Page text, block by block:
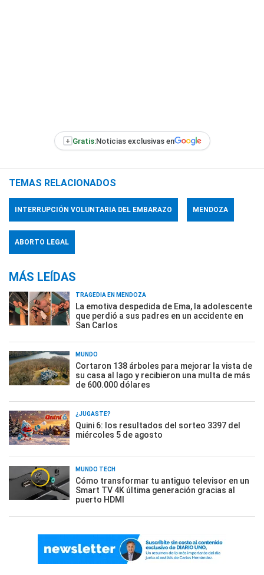
+ Gratis:Noticias exclusivas en
TEMAS RELACIONADOS
INTERRUPCIÓN VOLUNTARIA DEL EMBARAZO MENDOZA
ABORTO LEGAL
MÁS LEÍDAS
TRAGEDIA EN MENDOZA
La emotiva despedida de Ema, la adolescente
que perdió a sus padres en un accidente en
San Carlos
MUNDO
Cortaron 138 árboles para mejorar la vista de
su casa al lago y recibieron una multa de más
de 600.000 dólares
¿JUGASTE?
Quini 6: los resultados del sorteo 3397 del
miércoles 5 de agosto
MUNDO TECH
Cómo transformar tu antiguo televisor en un
Smart TV 4K última generación gracias al
puerto HDMI